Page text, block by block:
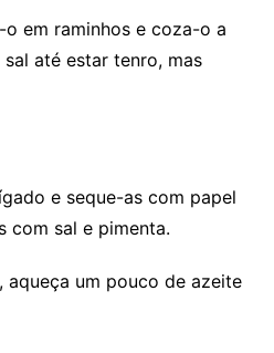
em raminhos e coza-o a
até estar tenro, mas
e seque-as com papel
com sal e pimenta.
aqueça um pouco de azeite